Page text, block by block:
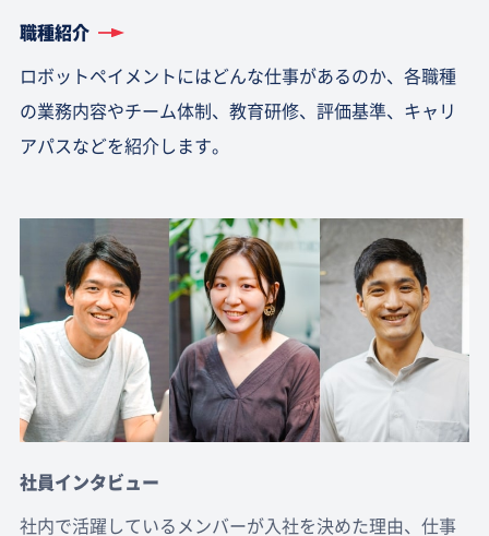
職種紹介
ロボットペイメントにはどんな仕事があるのか、各職種
の業務内容やチーム体制、教育研修、評価基準、キャリ
アパスなどを紹介します。
社員インタビュー
社内で活躍しているメンバーが入社を決めた理由、仕事